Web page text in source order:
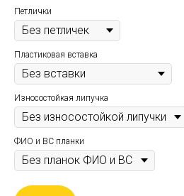
Петлички
Пластиковая вставка
Износостойкая липучка
ФИО и ВС планки